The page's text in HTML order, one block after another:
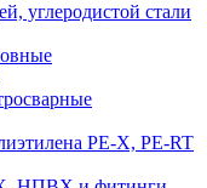
углеродистой стали
PE-X, PE-RT